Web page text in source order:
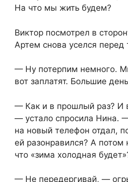
На что мы жить будем?
Виктор посмотрел в
Артем снова уселся перед
— Ну потерпим немного.
вот заплатят. Большие
— Как и в прошлый раз? И
— устало спросила Нина.
на новый телефон отдал,
ей разонравился? А потом
что «зима холодная
— Не передергивай, —